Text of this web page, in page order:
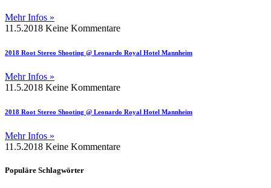
Mehr Infos »
11.5.2018 Keine Kommentare
2018 Root Stereo Shooting @ Leonardo Royal Hotel Mannheim
Mehr Infos »
11.5.2018 Keine Kommentare
2018 Root Stereo Shooting @ Leonardo Royal Hotel Mannheim
Mehr Infos »
11.5.2018 Keine Kommentare
Populäre Schlagwörter